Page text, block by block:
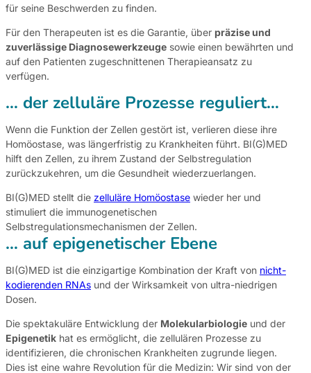
für seine Beschwerden zu finden.
Für den Therapeuten ist es die Garantie, über präzise und
zuverlässige Diagnosewerkzeuge sowie einen bewährten und
auf den Patienten zugeschnittenen Therapieansatz zu
verfügen.
… der zelluläre Prozesse reguliert…
Wenn die Funktion der Zellen gestört ist, verlieren diese ihre
Homöostase, was längerfristig zu Krankheiten führt. BI(G)MED
hilft den Zellen, zu ihrem Zustand der Selbstregulation
zurückzukehren, um die Gesundheit wiederzuerlangen.
BI(G)MED stellt die zelluläre Homöostase wieder her und
stimuliert die immunogenetischen
Selbstregulationsmechanismen der Zellen.
… auf epigenetischer Ebene
BI(G)MED ist die einzigartige Kombination der Kraft von nicht-
kodierenden RNAs und der Wirksamkeit von ultra-niedrigen
Dosen.
Die spektakuläre Entwicklung der Molekularbiologie und der
Epigenetik hat es ermöglicht, die zellulären Prozesse zu
identifizieren, die chronischen Krankheiten zugrunde liegen.
Dies ist eine wahre Revolution für die Medizin: Wir sind von der